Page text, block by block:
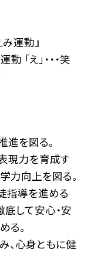
動』
動 「え」・・・笑
を図る。
現力を育成す
力向上を図る。
指導を進める
底して安心・安
る。
、心身ともに健